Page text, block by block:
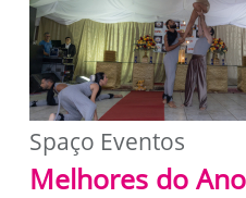
Spaço Eventos
Melhores do